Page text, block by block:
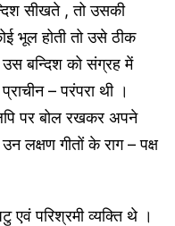
सीखते , तो उसकी
भूल होती तो उसे ठीक
बन्दिश को संग्रह में
– परंपरा थी ।
पर बोल रखकर अपने
लक्षण गीतों के राग – पक्ष
परिश्रमी व्यक्ति थे ।